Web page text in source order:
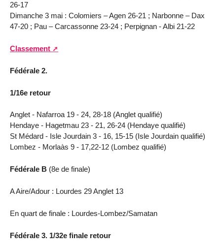
26-17
Dimanche 3 mai : Colomiers – Agen 26-21 ; Narbonne – Dax
47-20 ; Pau – Carcassonne 23-24 ; Perpignan - Albi 21-22
Classement
Fédérale 2.
1/16e retour
Anglet - Nafarroa 19 - 24, 28-18 (Anglet qualifié)
Hendaye - Hagetmau 23 - 21, 26-24 (Hendaye qualifié)
St Médard - Isle Jourdain 3 - 16, 15-15 (Isle Jourdain qualifié)
Lombez - Morlaàs 9 - 17,22-12 (Lombez qualifié)
Fédérale B (8e de finale)
A Aire/Adour : Lourdes 29 Anglet 13
En quart de finale : Lourdes-Lombez/Samatan
Fédérale 3. 1/32e finale retour